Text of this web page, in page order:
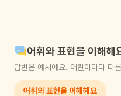
어휘와 표현을 이해해
답변은 예시에요. 어린이마다 다
어휘와 표현을 이해해요